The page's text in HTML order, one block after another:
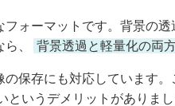
ォーマットです。背景の
、
背景透過と軽量化の両
の保存にも対応しています
いうデメリットがありま